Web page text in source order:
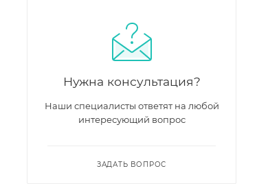
Нужна консультация?
Наши специалисты ответят на любой
интересующий вопрос
ЗАДАТЬ ВОПРОС